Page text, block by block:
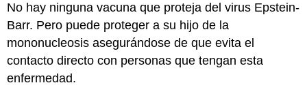
No hay ninguna vacuna que proteja del virus Epstein-
Barr. Pero puede proteger a su hijo de la
mononucleosis asegurándose de que evita el
contacto directo con personas que tengan esta
enfermedad.